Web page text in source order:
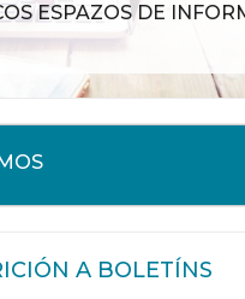
ESPAZOS DE
A BOLETÍNS